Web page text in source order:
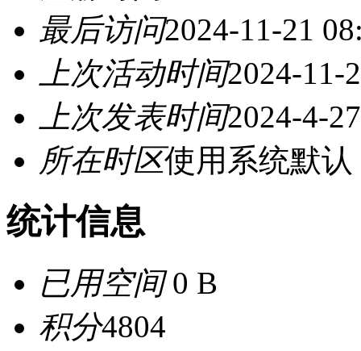
最后访问2024-11-21
上次活动时间2024-11-
上次发表时间2024-4-
所在时区使用系统默认
统计信息
已用空间0 B
积分4804